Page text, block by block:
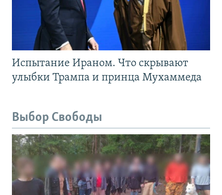
Испытание Ираном. Что скрывают
улыбки Трампа и принца Мухаммеда
Выбор Свободы